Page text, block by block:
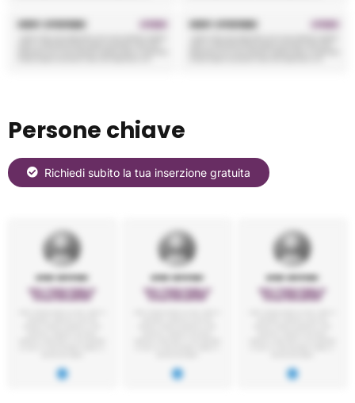
Persone chiave
Richiedi subito la tua inserzione gratuita